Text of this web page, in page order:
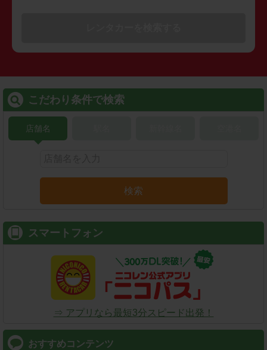
こだわり条件で検索
店舗名
検索
スマートフォン
⇒ アプリなら最短3分スピード出発！
おすすめコンテンツ